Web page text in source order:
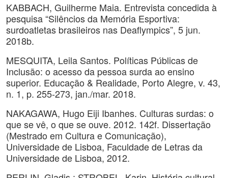
KABBACH, Guilherme Maia. Entrevista concedida à
pesquisa “Silêncios da Memória Esportiva:
surdoatletas brasileiros nas Deaflympics”, 5 jun.
2018b.
MESQUITA, Leila Santos. Políticas Públicas de
Inclusão: o acesso da pessoa surda ao ensino
superior. Educação & Realidade, Porto Alegre, v. 43,
n. 1, p. 255-273, jan./mar. 2018.
NAKAGAWA, Hugo Eiji Ibanhes. Culturas surdas: o
que se vê, o que se ouve. 2012. 142f. Dissertação
(Mestrado em Cultura e Comunicação),
Universidade de Lisboa, Faculdade de Letras da
Universidade de Lisboa, 2012.